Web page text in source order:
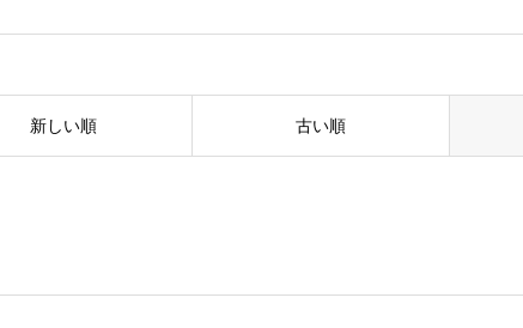
新しい順 古い順